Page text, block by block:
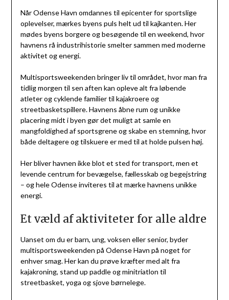
Når Odense Havn omdannes til epicenter for sportslige
oplevelser, mærkes byens puls helt ud til kajkanten. Her
mødes byens borgere og besøgende til en weekend, hvor
havnens rå industrihistorie smelter sammen med moderne
aktivitet og energi.
Multisportsweekenden bringer liv til området, hvor man fra
tidlig morgen til sen aften kan opleve alt fra løbende
atleter og cyklende familier til kajakroere og
streetbasketspillere. Havnens åbne rum og unikke
placering midt i byen gør det muligt at samle en
mangfoldighed af sportsgrene og skabe en stemning, hvor
både deltagere og tilskuere er med til at holde pulsen høj.
Her bliver havnen ikke blot et sted for transport, men et
levende centrum for bevægelse, fællesskab og begejstring
– og hele Odense inviteres til at mærke havnens unikke
energi.
Et væld af aktiviteter for alle aldre
Uanset om du er barn, ung, voksen eller senior, byder
multisportsweekenden på Odense Havn på noget for
enhver smag. Her kan du prøve kræfter med alt fra
kajakroning, stand up paddle og minitriatlon til
streetbasket, yoga og sjove børnelege.